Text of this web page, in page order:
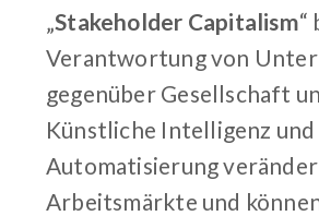
„Stakeholder Capitalism“
Verantwortung von
gegenüber Gesellschaft
Künstliche Intelligenz und
Automatisierung
Arbeitsmärkte und